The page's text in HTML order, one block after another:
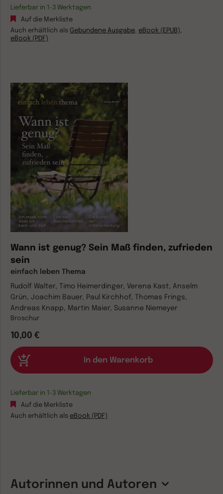
Lieferbar in 1-3 Werktagen
Auf die Merkliste
Auch erhältlich als Gebundene Ausgabe eBook (EPUB)
eBook (PDF)
Wann ist genug? Sein Maß finden, zufrieden
sein
einfach leben Thema
Rudolf Walter, Timo Heimerdinger, Verena Kast, Anselm
Grün, Joachim Bauer, Paul Kirchhof, Thomas Frings,
Andreas Knapp, Martin Maier, Susanne Niemeyer
Broschur
10,00 €
Lieferbar in 1-3 Werktagen
Auf die Merkliste
Auch erhältlich als eBook (PDF)
Autorinnen und Autoren